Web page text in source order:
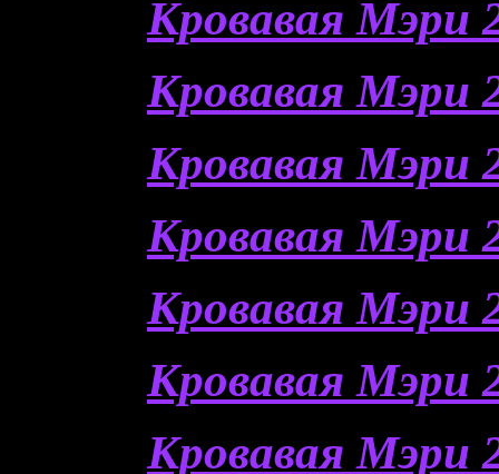
Кровавая Мэри
Кровавая Мэри
Кровавая Мэри
Кровавая Мэри
Кровавая Мэри
Кровавая Мэри
Кровавая Мэри